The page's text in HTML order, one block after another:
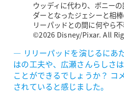
ウッディに代わり、ボニー
ダーとなったジェシーと相
リーパッドとの間に何やら
©2026 Disney/Pixar. All
― リリーパッドを演じるにあ
はの工夫や、広瀬さんらしさ
ことができるでしょうか？ コ
されていると感じました。